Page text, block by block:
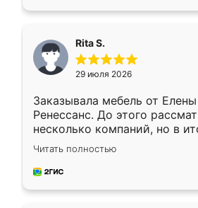
Rita S.
29 июля 2026
Заказывала мебель от
Ренессанс. До этого
несколько компаний, но в
эту. Сначала обговорили
приехал замерщик, всё
и снял размеры. Изготовили
Читать полностью